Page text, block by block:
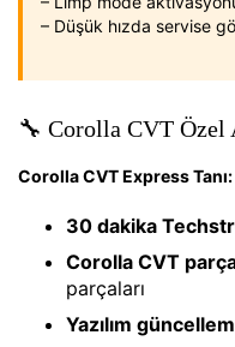
– Düşük hızda servise
🔧 Corolla CVT
Corolla CVT Express Tanı:
30 dakika
Corolla CVT
parçaları
Yazılım